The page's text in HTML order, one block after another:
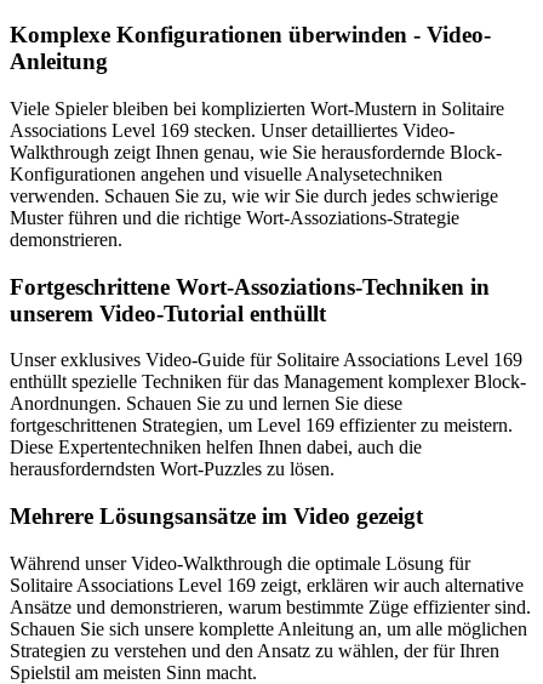
Komplexe Konfigurationen überwinden - Video-
Anleitung
Viele Spieler bleiben bei komplizierten Wort-Mustern in Solitaire
Associations Level 169 stecken. Unser detailliertes Video-
Walkthrough zeigt Ihnen genau, wie Sie herausfordernde Block-
Konfigurationen angehen und visuelle Analysetechniken
verwenden. Schauen Sie zu, wie wir Sie durch jedes schwierige
Muster führen und die richtige Wort-Assoziations-Strategie
demonstrieren.
Fortgeschrittene Wort-Assoziations-Techniken in
unserem Video-Tutorial enthüllt
Unser exklusives Video-Guide für Solitaire Associations Level 169
enthüllt spezielle Techniken für das Management komplexer Block-
Anordnungen. Schauen Sie zu und lernen Sie diese
fortgeschrittenen Strategien, um Level 169 effizienter zu meistern.
Diese Expertentechniken helfen Ihnen dabei, auch die
herausforderndsten Wort-Puzzles zu lösen.
Mehrere Lösungsansätze im Video gezeigt
Während unser Video-Walkthrough die optimale Lösung für
Solitaire Associations Level 169 zeigt, erklären wir auch alternative
Ansätze und demonstrieren, warum bestimmte Züge effizienter sind.
Schauen Sie sich unsere komplette Anleitung an, um alle möglichen
Strategien zu verstehen und den Ansatz zu wählen, der für Ihren
Spielstil am meisten Sinn macht.